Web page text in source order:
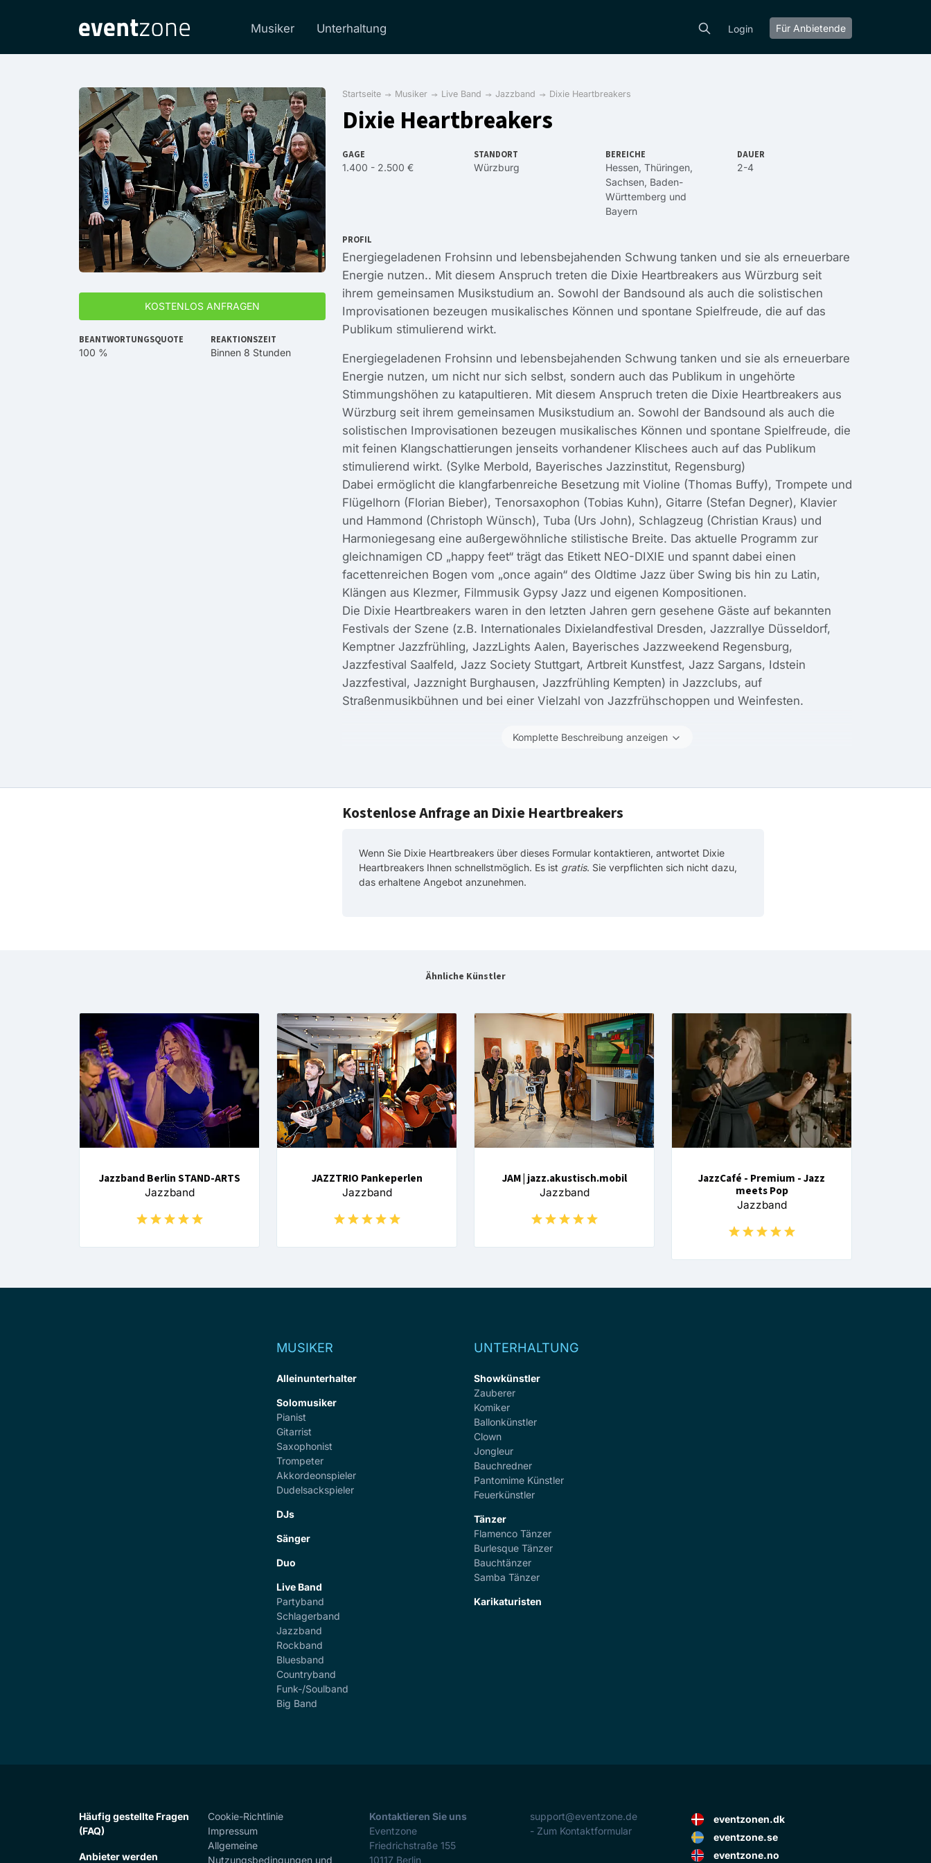
Musiker Unterhaltung Login Für Anbietende
KOSTENLOS ANFRAGEN
BEANTWORTUNGSQUOTE
100 %
REAKTIONSZEIT
Binnen 8 Stunden
Startseite Musiker Live Band Jazzband Dixie Heartbreakers
Dixie Heartbreakers
GAGE
1.400 - 2.500 €
STANDORT
Würzburg
BEREICHE
Hessen, Thüringen,
Sachsen, Baden-
Württemberg und
Bayern
DAUER
2-4
PROFIL
Energiegeladenen Frohsinn und lebensbejahenden Schwung tanken und sie als erneuerbare
Energie nutzen.. Mit diesem Anspruch treten die Dixie Heartbreakers aus Würzburg seit
ihrem gemeinsamen Musikstudium an. Sowohl der Bandsound als auch die solistischen
Improvisationen bezeugen musikalisches Können und spontane Spielfreude, die auf das
Publikum stimulierend wirkt.
Energiegeladenen Frohsinn und lebensbejahenden Schwung tanken und sie als erneuerbare
Energie nutzen, um nicht nur sich selbst, sondern auch das Publikum in ungehörte
Stimmungshöhen zu katapultieren. Mit diesem Anspruch treten die Dixie Heartbreakers aus
Würzburg seit ihrem gemeinsamen Musikstudium an. Sowohl der Bandsound als auch die
solistischen Improvisationen bezeugen musikalisches Können und spontane Spielfreude, die
mit feinen Klangschattierungen jenseits vorhandener Klischees auch auf das Publikum
stimulierend wirkt. (Sylke Merbold, Bayerisches Jazzinstitut, Regensburg)
Dabei ermöglicht die klangfarbenreiche Besetzung mit Violine (Thomas Buffy), Trompete und
Flügelhorn (Florian Bieber), Tenorsaxophon (Tobias Kuhn), Gitarre (Stefan Degner), Klavier
und Hammond (Christoph Wünsch), Tuba (Urs John), Schlagzeug (Christian Kraus) und
Harmoniegesang eine außergewöhnliche stilistische Breite. Das aktuelle Programm zur
gleichnamigen CD „happy feet“ trägt das Etikett NEO-DIXIE und spannt dabei einen
facettenreichen Bogen vom „once again“ des Oldtime Jazz über Swing bis hin zu Latin,
Klängen aus Klezmer, Filmmusik Gypsy Jazz und eigenen Kompositionen.
Die Dixie Heartbreakers waren in den letzten Jahren gern gesehene Gäste auf bekannten
Festivals der Szene (z.B. Internationales Dixielandfestival Dresden, Jazzrallye Düsseldorf,
Kemptner Jazzfrühling, JazzLights Aalen, Bayerisches Jazzweekend Regensburg,
Jazzfestival Saalfeld, Jazz Society Stuttgart, Artbreit Kunstfest, Jazz Sargans, Idstein
Jazzfestival, Jazznight Burghausen, Jazzfrühling Kempten) in Jazzclubs, auf
Straßenmusikbühnen und bei einer Vielzahl von Jazzfrühschoppen und Weinfesten.
Komplette Beschreibung anzeigen
Kostenlose Anfrage an Dixie Heartbreakers
Wenn Sie Dixie Heartbreakers über dieses Formular kontaktieren, antwortet Dixie
Heartbreakers Ihnen schnellstmöglich. Es ist gratis. Sie verpflichten sich nicht dazu,
das erhaltene Angebot anzunehmen.
Ähnliche Künstler
Jazzband Berlin STAND-ARTS
Jazzband
JAZZTRIO Pankeperlen
Jazzband
JAM | jazz.akustisch.mobil
Jazzband
JazzCafé - Premium - Jazz
meets Pop
Jazzband
MUSIKER
Alleinunterhalter
Solomusiker
Pianist
Gitarrist
Saxophonist
Trompeter
Akkordeonspieler
Dudelsackspieler
DJs
Sänger
Duo
Live Band
Partyband
Schlagerband
Jazzband
Rockband
Bluesband
Countryband
Funk-/Soulband
Big Band
UNTERHALTUNG
Showkünstler
Zauberer
Komiker
Ballonkünstler
Clown
Jongleur
Bauchredner
Pantomime Künstler
Feuerkünstler
Tänzer
Flamenco Tänzer
Burlesque Tänzer
Bauchtänzer
Samba Tänzer
Karikaturisten
Häufig gestellte Fragen
(FAQ)
Anbieter werden
Cookie-Richtlinie
Impressum
Allgemeine
Nutzungsbedingungen und
Kontaktieren Sie uns
Eventzone
Friedrichstraße 155
10117 Berlin
support@eventzone.de
- Zum Kontaktformular
eventzonen.dk
eventzone.se
eventzone.no